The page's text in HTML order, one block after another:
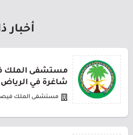
أخبار
مستشفى الملك
شاغرة في الرياض
مستشفى الملك